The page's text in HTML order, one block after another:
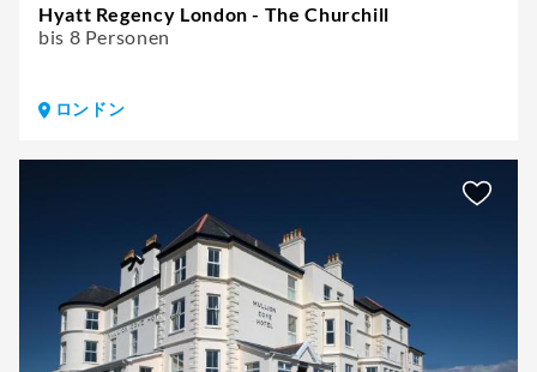
Hyatt Regency London - The Churchill
bis 8 Personen
ロンドン